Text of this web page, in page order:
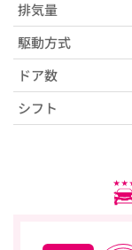
排気量
駆動方式
ドア数
シフト